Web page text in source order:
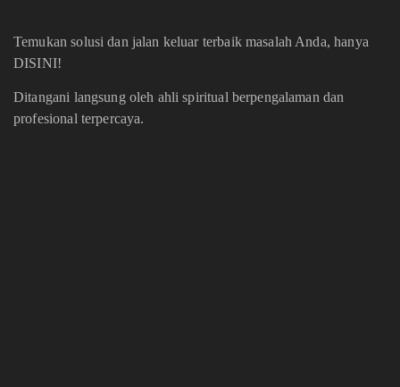
Temukan solusi dan jalan keluar terbaik masalah Anda, hanya
DISINI!
Ditangani langsung oleh ahli spiritual berpengalaman dan
profesional terpercaya.